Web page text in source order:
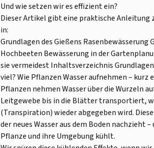
Und wie setzen wir es effizient ein?
Dieser Artikel gibt eine praktische
in:
Grundlagen des Gießens Rasenbewässerung
Hochbeeten Bewässerung in der
sie vermeidest Inhaltsverzeichnis
viel? Wie Pflanzen Wasser aufnehmen – kurz
Pflanzen nehmen Wasser über die Wurzeln
Leitgewebe bis in die Blätter transportiert,
(Transpiration) wieder abgegeben wird.
der neues Wasser aus dem Boden nachzieht
Pflanze und ihre Umgebung kühlt.